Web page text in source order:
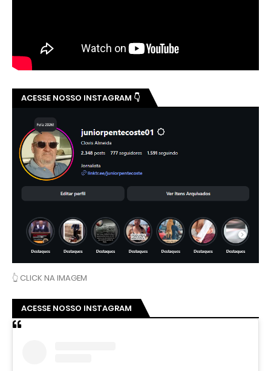
ACESSE NOSSO INSTAGRAM 👇
👆 CLICK NA IMAGEM
ACESSE NOSSO INSTAGRAM